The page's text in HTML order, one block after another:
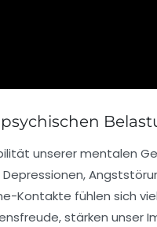
unserer mentalen
Kontakte fühlen sich
stärken unser